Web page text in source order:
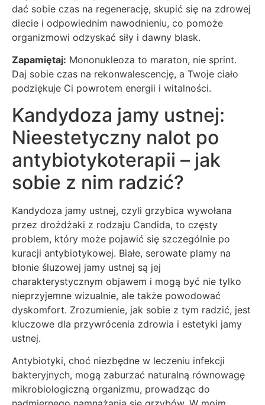
dać sobie czas na regenerację, skupić się na zdrowej
diecie i odpowiednim nawodnieniu, co pomoże
organizmowi odzyskać siły i dawny blask.
Zapamiętaj: Mononukleoza to maraton, nie sprint.
Daj sobie czas na rekonwalescencję, a Twoje ciało
podziękuje Ci powrotem energii i witalności.
Kandydoza jamy ustnej:
Nieestetyczny nalot po
antybiotykoterapii – jak
sobie z nim radzić?
Kandydoza jamy ustnej, czyli grzybica wywołana
przez drożdżaki z rodzaju Candida, to częsty
problem, który może pojawić się szczególnie po
kuracji antybiotykowej. Białe, serowate plamy na
błonie śluzowej jamy ustnej są jej
charakterystycznym objawem i mogą być nie tylko
nieprzyjemne wizualnie, ale także powodować
dyskomfort. Zrozumienie, jak sobie z tym radzić, jest
kluczowe dla przywrócenia zdrowia i estetyki jamy
ustnej.
Antybiotyki, choć niezbędne w leczeniu infekcji
bakteryjnych, mogą zaburzać naturalną równowagę
mikrobiologiczną organizmu, prowadząc do